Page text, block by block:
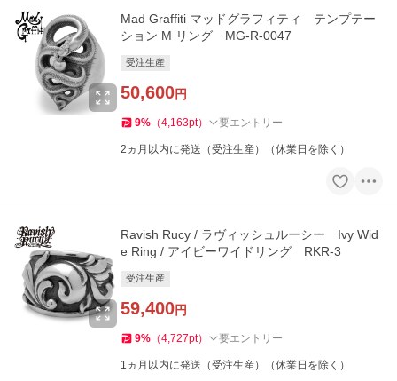
Mad Graffiti マッドグラフィティ テンプテー
ション M リング MG-R-0047
受注生産
50,600円
9% （4,163pt） 要エントリー
2ヵ月以内に発送（受注生産）（休業日を除く）
Ravish Rucy / ラヴィッシュルーシー Ivy Wid
e Ring / アイビーワイドリング RKR-3
受注生産
59,400円
9% （4,727pt） 要エントリー
1ヵ月以内に発送（受注生産）（休業日を除く）